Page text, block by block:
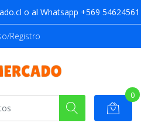
o al Whatsapp +569 54624561
Registro
0